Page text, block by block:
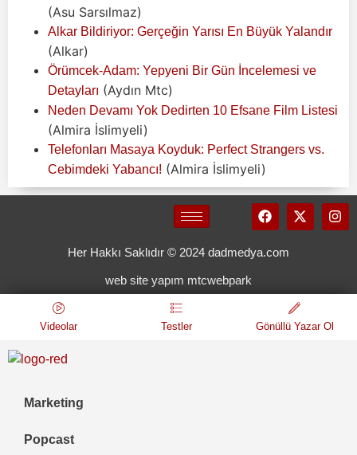
(Asu Sarsılmaz)
Alkar Bildiriyor: Gerçeğin Yarısı En Büyük Yalandır
(Alkar)
Örümcek-Adam: Yepyeni Bir Gün İncelemesi ve
Detayları (Aydın Mtc)
Neden Devamı Yok Dedirten 10 Efsane Film Listesi
(Almira İslimyeli)
Telefonları Masaya Koyduk: Perfect Strangers vs.
Cebimdeki Yabancı! (Almira İslimyeli)
Her Hakkı Saklıdır © 2024 dadmedya.com
web site yapım mtcwebpark
Videolar Testler Gönüllü Yazar Ol
Marketing
Popcast